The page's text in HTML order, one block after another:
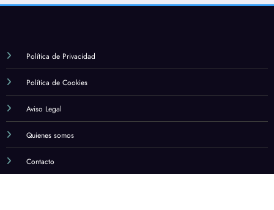
Quienes somos
Contacto